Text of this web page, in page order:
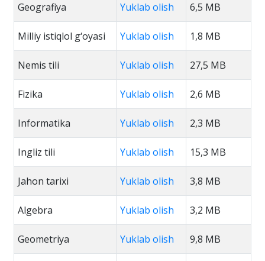
Geografiya Yuklab olish 6,5 MB
Milliy istiqlol g‘oyasi Yuklab olish 1,8 MB
Nemis tili Yuklab olish 27,5 MB
Fizika Yuklab olish 2,6 MB
Informatika Yuklab olish 2,3 MB
Ingliz tili Yuklab olish 15,3 MB
Jahon tarixi Yuklab olish 3,8 MB
Algebra Yuklab olish 3,2 MB
Geometriya Yuklab olish 9,8 MB